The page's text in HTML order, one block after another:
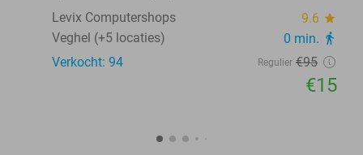
Levix Computershops
9.6 star
Veghel (+5 locaties) 0 min. directions_walk
Verkocht: 94 Regulier €95
€15